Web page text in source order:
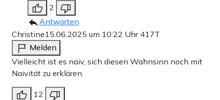
2
Antworten
Christine15.06.2025 um 10:22 Uhr 417T
Melden
Vielleicht ist es naiv, sich diesen Wahnsinn noch mit
Naivität zu erklären.
12